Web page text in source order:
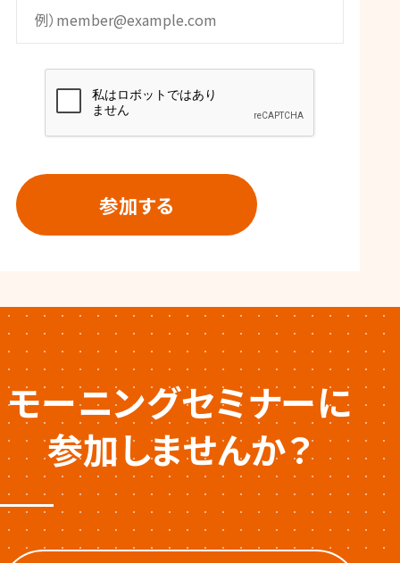
モーニングセミナーに
参加しませんか？